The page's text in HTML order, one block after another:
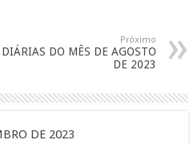
Próximo
DIÁRIAS DO MÊS DE AGOSTO
DE 2023
DE 2023